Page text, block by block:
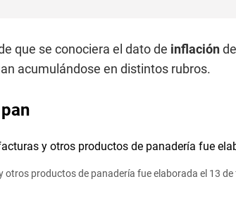
que se conociera el dato de inflación
acumulándose en distintos rubros.
productos de panadería fue elaborada el 13 de